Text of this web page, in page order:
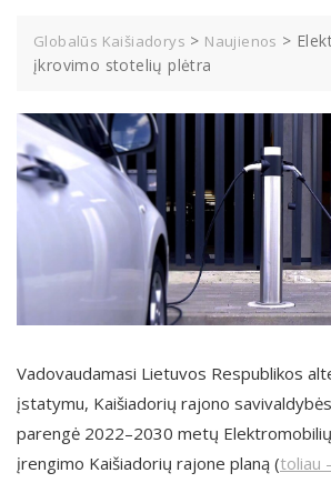
Globalūs Kaišiadorys > Naujienos >
įkrovimo stotelių plėtra
Vadovaudamasi Lietuvos Respublikos
įstatymu, Kaišiadorių rajono
parengė 2022–2030 metų
įrengimo Kaišiadorių rajone planą (toliau